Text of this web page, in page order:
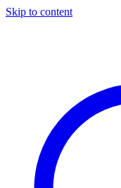
Skip to content